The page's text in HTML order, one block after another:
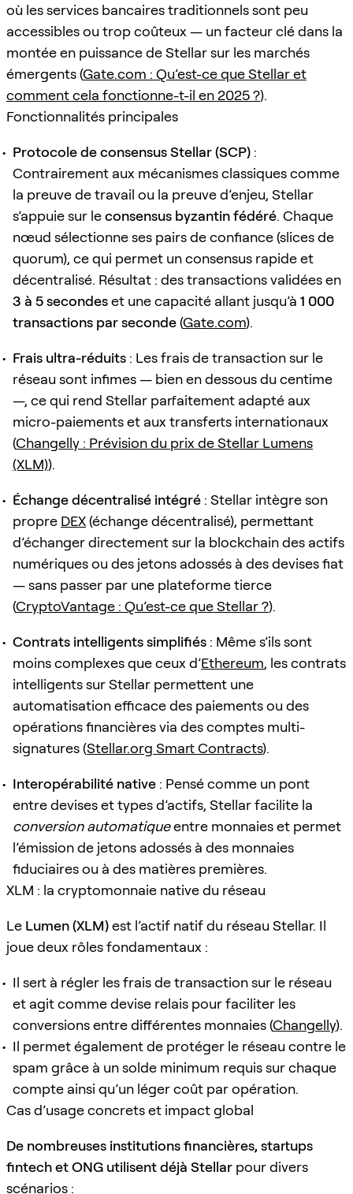
où les services bancaires traditionnels sont peu
accessibles ou trop coûteux — un facteur clé dans la
montée en puissance de Stellar sur les marchés
émergents (Gate.com : Qu’est-ce que Stellar et
comment cela fonctionne-t-il en 2025 ?).
Fonctionnalités principales
Protocole de consensus Stellar (SCP) :
Contrairement aux mécanismes classiques comme
la preuve de travail ou la preuve d’enjeu, Stellar
s’appuie sur leconsensus byzantin fédéré. Chaque
nœud sélectionne ses pairs de confiance (slices de
quorum), ce qui permet un consensus rapide et
décentralisé. Résultat : des transactions validées en
3 à 5 secondeset une capacité allant jusqu’à 1 000
transactions par seconde(Gate.com).
Frais ultra-réduits : Les frais de transaction sur le
réseau sont infimes — bien en dessous du centime
—, ce qui rend Stellar parfaitement adapté aux
micro-paiements et aux transferts internationaux
(Changelly : Prévision du prix de Stellar Lumens
(XLM)).
Échange décentralisé intégré : Stellar intègre son
propre DEX(échange décentralisé), permettant
d’échanger directement sur la blockchain des actifs
numériques ou des jetons adossés à des devises fiat
— sans passer par une plateforme tierce
(CryptoVantage : Qu’est-ce que Stellar ?).
Contrats intelligents simplifiés : Même s’ils sont
moins complexes que ceux d’Ethereum, les contrats
intelligents sur Stellar permettent une
automatisation efficace des paiements ou des
opérations financières via des comptes multi-
signatures (Stellar.org Smart Contracts).
Interopérabilité native : Pensé comme un pont
entre devises et types d’actifs, Stellar facilite la
conversion automatiqueentre monnaies et permet
l’émission de jetons adossés à des monnaies
fiduciaires ou à des matières premières.
XLM : la cryptomonnaie native du réseau
Le Lumen (XLM)est l’actif natif du réseau Stellar. Il
joue deux rôles fondamentaux :
Il sert à régler les frais de transaction sur le réseau
et agit comme devise relais pour faciliter les
conversions entre différentes monnaies (Changelly).
Il permet également de protéger le réseau contre le
spam grâce à un solde minimum requis sur chaque
compte ainsi qu’un léger coût par opération.
Cas d’usage concrets et impact global
De nombreuses institutions financières, startups
fintech et ONG utilisent déjà Stellar pour divers
scénarios :